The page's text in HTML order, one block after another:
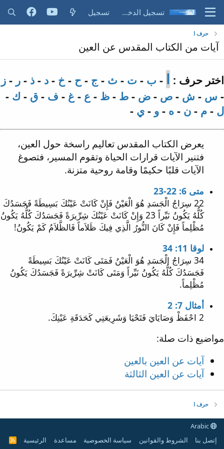
تسجيل الدخول تسجيل
حرف ا
آيات من الكتاب المقدس عن العين
اختر حرف : ا - ب - ت - ث - ج - ح - خ - د - ذ - ر - ز
- س - ش - ص - ض - ط - ظ - ع - غ - ف - ق - ك -
ل - م - ن - ه - و - ي -
يعرض الكتاب المقدس تعاليم راسخة حول العين،
فتنير الآيات قرارات الحياة وتقوم المسير، فتصوغ
الآيات قلبًا حكيمًا وقامة روحية متزنة.
متى 6: 22-23
22 سِرَاجُ الْجَسَدِ هُوَ الْعَيْنُ فَإِنْ كَانَتْ عَيْنُكَ بَسِيطَةً فَجَسَدُكَ
كُلُّهُ يَكُونُ نَيِّراً 23 وَإِنْ كَانَتْ عَيْنُكَ شِرِّيرَةً فَجَسَدُكَ كُلُّهُ يَكُونُ
مُظْلِماً فَإِنْ كَانَ النُّورُ الَّذِي فِيكَ ظَلاَماً فَالظَّلاَمُ كَمْ يَكُونُ!
لوقا 11: 34
34 سِرَاجُ الْجَسَدِ هُوَ الْعَيْنُ فَمَتَى كَانَتْ عَيْنُكَ بَسِيطَةً
فَجَسَدُكَ كُلُّهُ يَكُونُ نَيِّراً وَمَتَى كَانَتْ شِرِّيرَةً فَجَسَدُكَ يَكُونُ
مُظْلِماً.
أمثال 7: 2
2 احْفَظْ وَصَايَايَ فَتَحْيَا وَشَرِيعَتِي كَحَدَقَةِ عَيْنِكَ.
مواضيع ذات صلة:
آيات عن العين بالعين
آيات عن العين الثالثة
حرف ا
إتصل بنا
الشروط والقوانين سياسة الخصوصية مساعدة الرئيسية
R